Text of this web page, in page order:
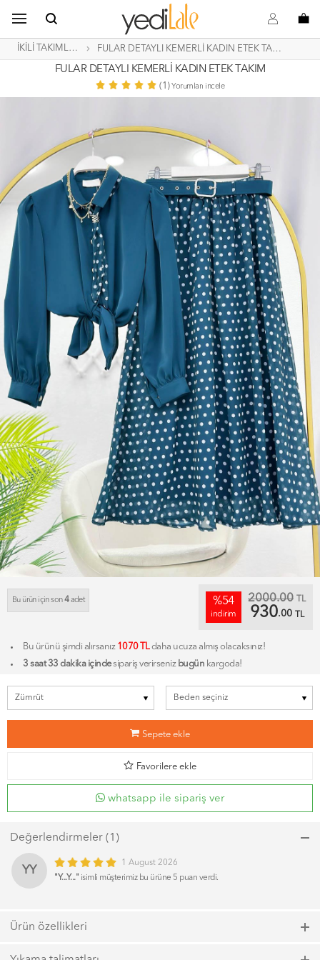
s o B
İKİLİ TAKIMLAR FULAR DETAYLI KEMERLİ KADIN ETEK TAKIM
FULAR DETAYLI KEMERLİ KADIN ETEK TAKIM
(1)Yorumları incele
Bu ürün için son4adet %54
indirim
2000.00 TL
930.00 TL
Bu ürünü şimdi alırsanız 1070 TLdaha ucuza almış olacaksınız!
3 saat 33 dakika içindesipariş verirseniz bugün kargoda!
b Sepete ekle
d Favorilere ekle
whatsapp ile sipariş ver
Değerlendirmeler (1)
YY
1 August 2026
"Y...Y..." isimli müşterimiz bu ürüne 5 puan verdi.
Ürün özellikleri